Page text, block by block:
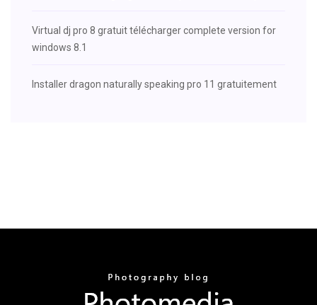
Virtual dj pro 8 gratuit télécharger complete version for
windows 8.1
Installer dragon naturally speaking pro 11 gratuitement